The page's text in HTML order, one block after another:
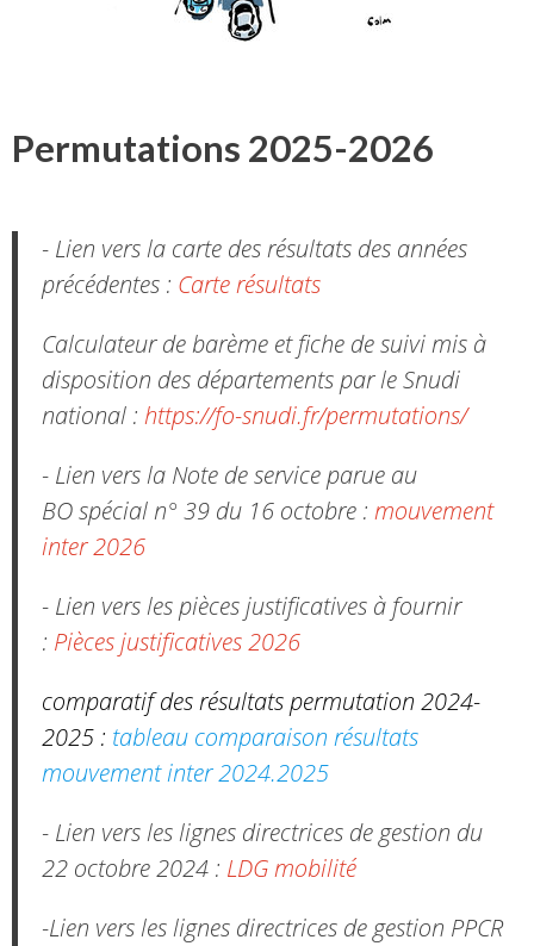
Permutations 2025-2026
- Lien vers la carte des résultats des années
précédentes : Carte résultats
Calculateur de barème et fiche de suivi mis à
disposition des départements par le Snudi
national : https://fo-snudi.fr/permutations/
- Lien vers la Note de service parue au
BO spécial n° 39 du 16 octobre : mouvement
inter 2026
- Lien vers les pièces justificatives à fournir
: Pièces justificatives 2026
comparatif des résultats permutation 2024-
2025 : tableau comparaison résultats
mouvement inter 2024.2025
- Lien vers les lignes directrices de gestion du
22 octobre 2024 : LDG mobilité
-Lien vers les lignes directrices de gestion PPCR